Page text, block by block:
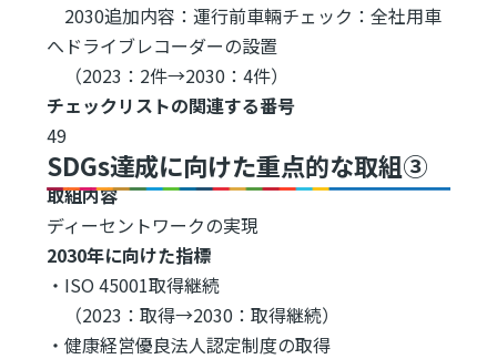
2030追加内容：運行前車輛チェック：全社用車
へドライブレコーダーの設置
（2023：2件→2030：4件）
チェックリストの関連する番号
49
SDGs達成に向けた重点的な取組③
取組内容
ディーセントワークの実現
2030年に向けた指標
・ISO 45001取得継続
（2023：取得→2030：取得継続）
・健康経営優良法人認定制度の取得